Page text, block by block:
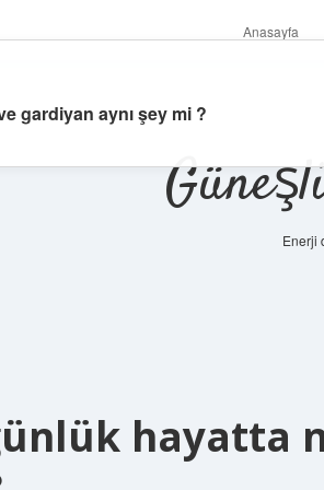
Anasayfa
Enerji
hayatta
gardiyan aynı şey mi ?